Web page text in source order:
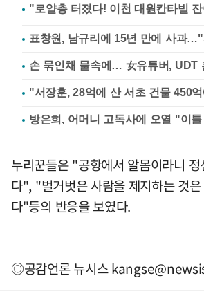
표창원, 남규리에 15년 만에 사과
손 묶인채 물속에… 女유튜버, UDT
"서장훈, 28억에 산 서초 건물 450
방은희, 어머니 고독사에 오열 "이
누리꾼들은 "공항에서 알몸이라니
다", "벌거벗은 사람을 제지하는 것
다"등의 반응을 보였다.
◎공감언론 뉴시스